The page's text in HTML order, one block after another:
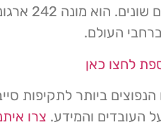
באמצעות תוכניות
לחצו כאן
ביותר לתקיפות
העובדים והמידע. צרו